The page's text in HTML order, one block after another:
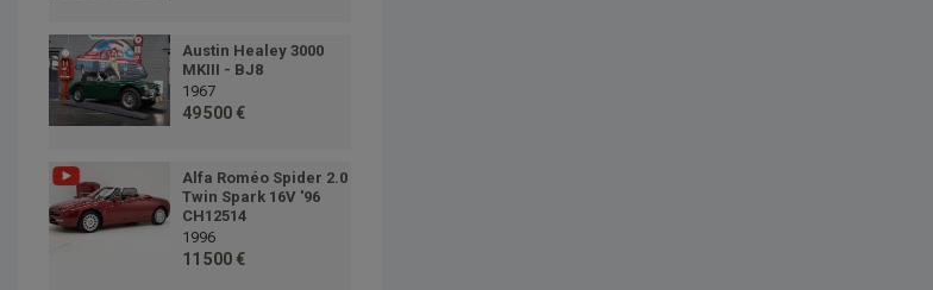
Austin Healey 3000
MKIII - BJ8
1967
49 500 €
Alfa Roméo Spider 2.0
Twin Spark 16V '96
CH12514
1996
11 500 €